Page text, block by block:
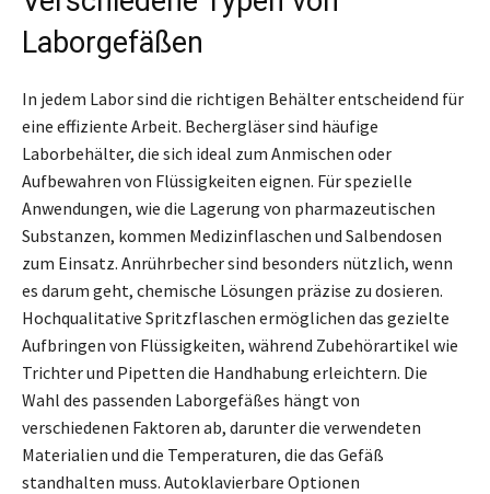
Laborgefäßen
In jedem Labor sind die richtigen Behälter entscheidend für
eine effiziente Arbeit. Bechergläser sind häufige
Laborbehälter, die sich ideal zum Anmischen oder
Aufbewahren von Flüssigkeiten eignen. Für spezielle
Anwendungen, wie die Lagerung von pharmazeutischen
Substanzen, kommen Medizinflaschen und Salbendosen
zum Einsatz. Anrührbecher sind besonders nützlich, wenn
es darum geht, chemische Lösungen präzise zu dosieren.
Hochqualitative Spritzflaschen ermöglichen das gezielte
Aufbringen von Flüssigkeiten, während Zubehörartikel wie
Trichter und Pipetten die Handhabung erleichtern. Die
Wahl des passenden Laborgefäßes hängt von
verschiedenen Faktoren ab, darunter die verwendeten
Materialien und die Temperaturen, die das Gefäß
standhalten muss. Autoklavierbare Optionen